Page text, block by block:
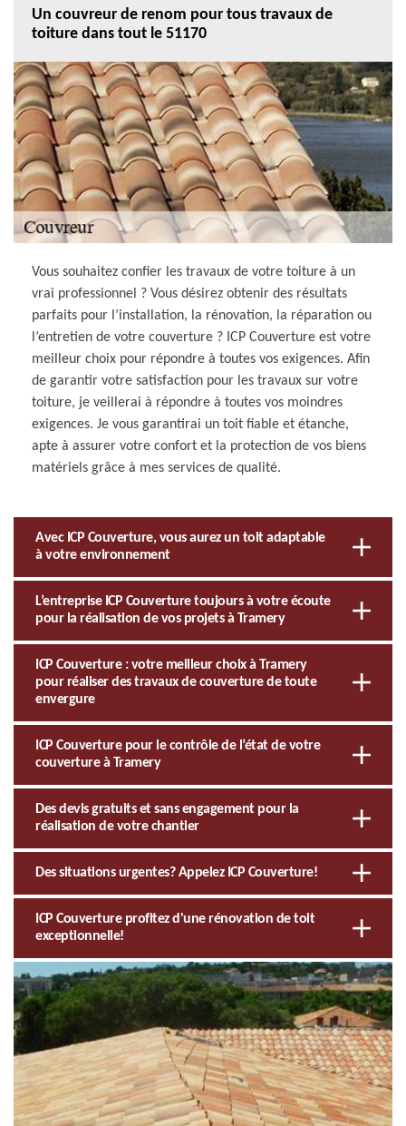
Un couvreur de renom pour tous travaux de
toiture dans tout le 51170
Vous souhaitez confier les travaux de votre toiture à un
vrai professionnel ? Vous désirez obtenir des résultats
parfaits pour l’installation, la rénovation, la réparation ou
l’entretien de votre couverture ? ICP Couverture est votre
meilleur choix pour répondre à toutes vos exigences. Afin
de garantir votre satisfaction pour les travaux sur votre
toiture, je veillerai à répondre à toutes vos moindres
exigences. Je vous garantirai un toit fiable et étanche,
apte à assurer votre confort et la protection de vos biens
matériels grâce à mes services de qualité.
Avec ICP Couverture, vous aurez un toit adaptable
à votre environnement
L’entreprise ICP Couverture toujours à votre écoute
pour la réalisation de vos projets à Tramery
ICP Couverture : votre meilleur choix à Tramery
pour réaliser des travaux de couverture de toute
envergure
ICP Couverture pour le contrôle de l’état de votre
couverture à Tramery
Des devis gratuits et sans engagement pour la
réalisation de votre chantier
Des situations urgentes? Appelez ICP Couverture!
ICP Couverture profitez d'une rénovation de toit
exceptionnelle!